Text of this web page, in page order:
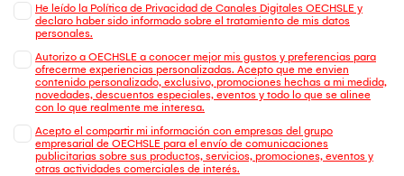
He leído la Política de Privacidad de Canales Digitales OECHSLE y
declaro haber sido informado sobre el tratamiento de mis datos
personales.
Autorizo a OECHSLE a conocer mejor mis gustos y preferencias para
ofrecerme experiencias personalizadas. Acepto que me envien
contenido personalizado, exclusivo, promociones hechas a mi medida,
novedades, descuentos especiales, eventos y todo lo que se alinee
con lo que realmente me interesa.
Acepto el compartir mi información con empresas del grupo
empresarial de OECHSLE para el envío de comunicaciones
publicitarias sobre sus productos, servicios, promociones, eventos y
otras actividades comerciales de interés.